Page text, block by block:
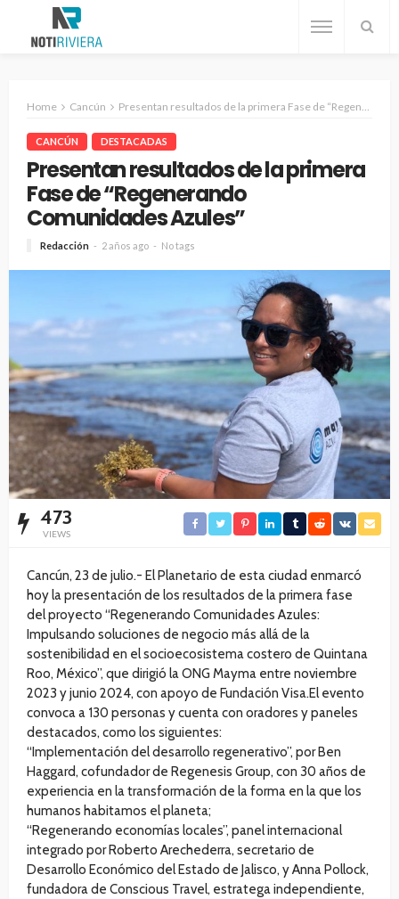
Home Cancún Presentan resultados de la primera Fase de “Regenerando Comunidades Azules”
CANCÚN DESTACADAS
Presentan resultados de la primera
Fase de “Regenerando
Comunidades Azules”
Redacción 2 años ago No tags
473
VIEWS
Cancún, 23 de julio.- El Planetario de esta ciudad enmarcó
hoy la presentación de los resultados de la primera fase
del proyecto “Regenerando Comunidades Azules:
Impulsando soluciones de negocio más allá de la
sostenibilidad en el socioecosistema costero de Quintana
Roo, México”, que dirigió la ONG Mayma entre noviembre
2023 y junio 2024, con apoyo de Fundación Visa.El evento
convoca a 130 personas y cuenta con oradores y paneles
destacados, como los siguientes:
“Implementación del desarrollo regenerativo”, por Ben
Haggard, cofundador de Regenesis Group, con 30 años de
experiencia en la transformación de la forma en la que los
humanos habitamos el planeta;
“Regenerando economías locales”, panel internacional
integrado por Roberto Arechederra, secretario de
Desarrollo Económico del Estado de Jalisco, y Anna Pollock,
fundadora de Conscious Travel, estratega independiente,